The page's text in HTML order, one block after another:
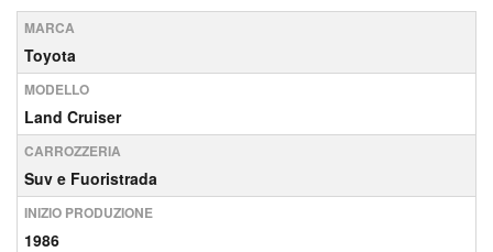
MARCA
Toyota
MODELLO
Land Cruiser
CARROZZERIA
Suv e Fuoristrada
INIZIO PRODUZIONE
1986